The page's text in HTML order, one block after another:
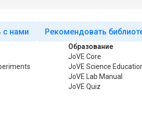
с нами Рекомендовать
Образование
JoVE Core
JoVE Science
JoVE Lab Manual
JoVE Quiz